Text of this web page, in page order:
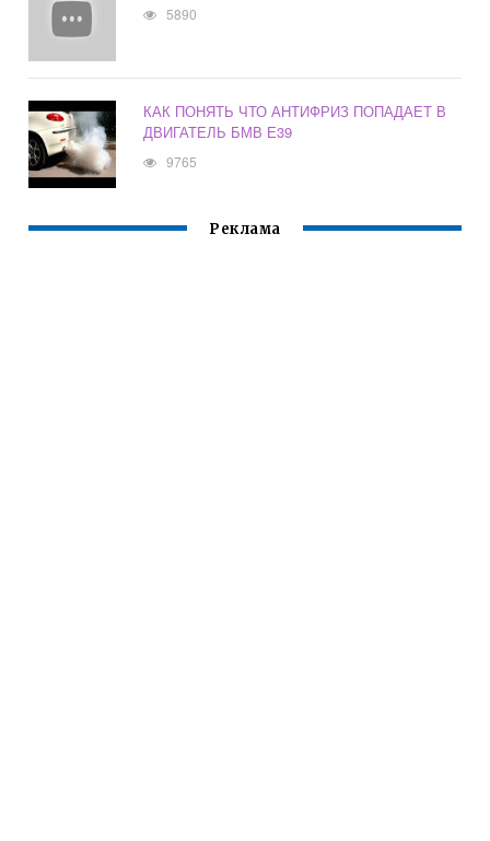
5890
КАК ПОНЯТЬ ЧТО АНТИФРИЗ ПОПАДАЕТ В
ДВИГАТЕЛЬ БМВ Е39
9765
Реклама